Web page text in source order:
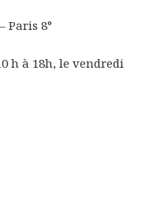
Paris 8°
h à 18h, le vendredi